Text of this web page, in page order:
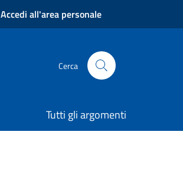
Accedi all'area personale
Cerca
Tutti gli argomenti